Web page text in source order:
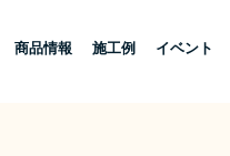
商品情報 施工例 イベント